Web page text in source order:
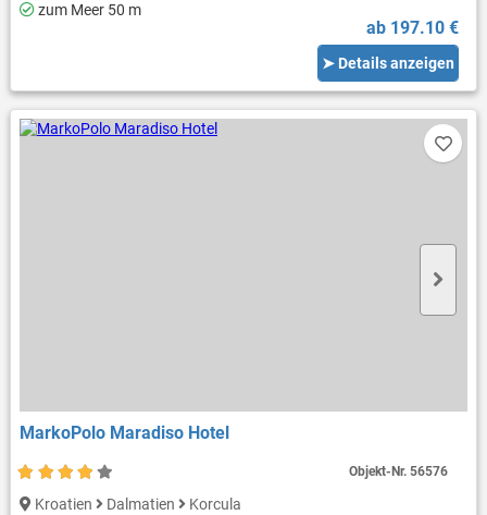
zum Meer 50 m
ab 197.10 €
➤ Details anzeigen
MarkoPolo Maradiso Hotel
Kroatien Dalmatien Korcula
Objekt-Nr.56576